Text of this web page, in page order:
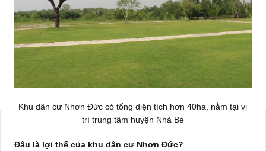
Khu dân cư Nhơn Đức có tổng diện tích hơn 40ha, nằm tại vị
trí trung tâm huyện Nhà Bè
Đâu là lợi thế của khu dân cư Nhơn Đức?